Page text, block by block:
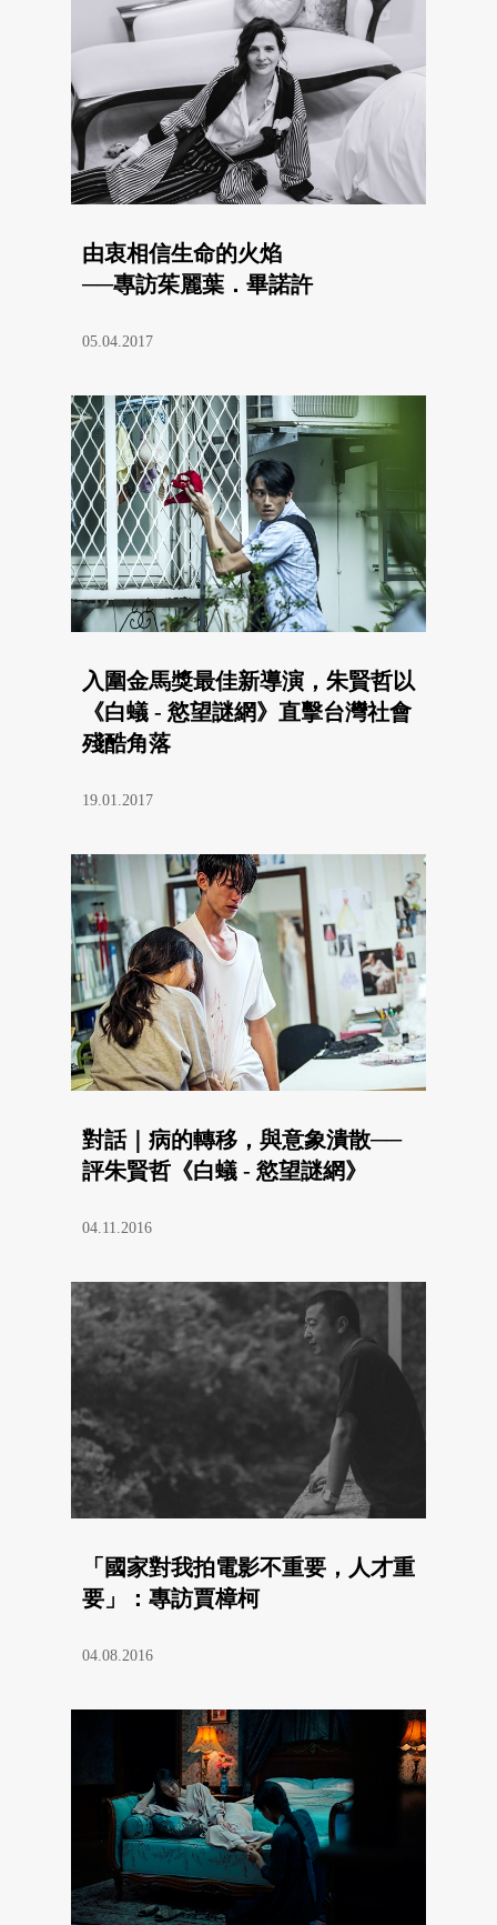
由衷相信生命的火焰
──專訪茱麗葉．畢諾許
05.04.2017
入圍金馬獎最佳新導演，朱賢哲以
《白蟻 - 慾望謎網》直擊台灣社會
殘酷角落
19.01.2017
對話｜病的轉移，與意象潰散──
評朱賢哲《白蟻 - 慾望謎網》
04.11.2016
「國家對我拍電影不重要，人才重
要」：專訪賈樟柯
04.08.2016